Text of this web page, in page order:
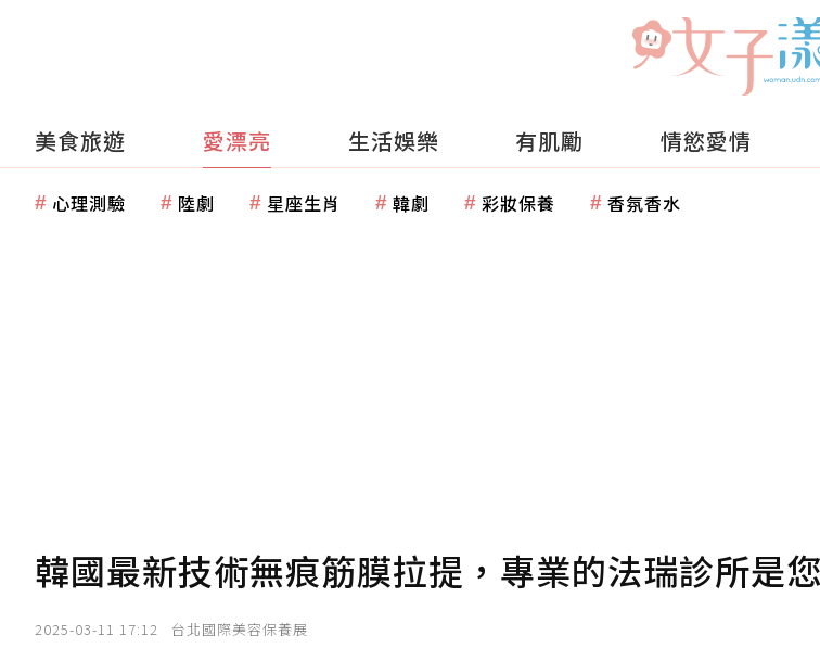
美食旅遊 愛漂亮 生活娛樂 有肌勵 情慾愛情
心理測驗 陸劇 星座生肖 韓劇 彩妝保養 香氛香水
韓國最新技術無痕筋膜拉提，專業的法瑞診所是
2025-03-11 17:12 台北國際美容保養展